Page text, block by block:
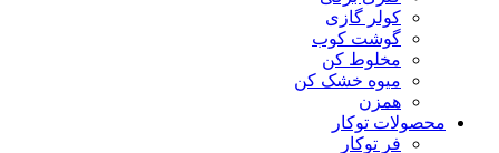
کولر گازی
گوشت کوب
مخلوط کن
میوه خشک کن
همزن
محصولات توکار
فر توکار